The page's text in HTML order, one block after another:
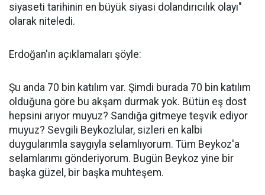
siyaseti tarihinin en büyük siyasi dolandırıcılık olayı"
olarak niteledi.
Erdoğan'ın açıklamaları şöyle:
Şu anda 70 bin katılım var. Şimdi burada 70 bin katılım
olduğuna göre bu akşam durmak yok. Bütün eş dost
hepsini arıyor muyuz? Sandığa gitmeye teşvik ediyor
muyuz? Sevgili Beykozlular, sizleri en kalbi
duygularımla saygıyla selamlıyorum. Tüm Beykoz'a
selamlarımı gönderiyorum. Bugün Beykoz yine bir
başka güzel, bir başka muhteşem.